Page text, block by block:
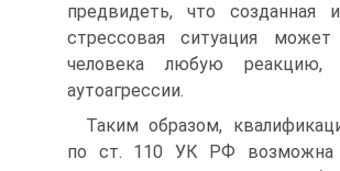
предвидеть, что созданная
стрессовая ситуация
человека любую реакцию,
аутоагрессии.
Таким образом,
по ст. 110 УК РФ возможна